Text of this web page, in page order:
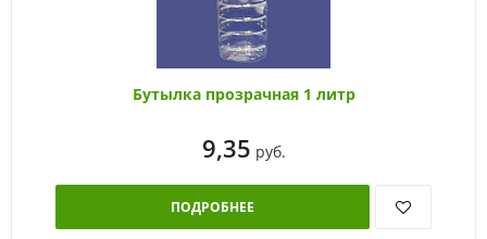
Бутылка прозрачная 1 литр
9,35 руб.
ПОДРОБНЕЕ